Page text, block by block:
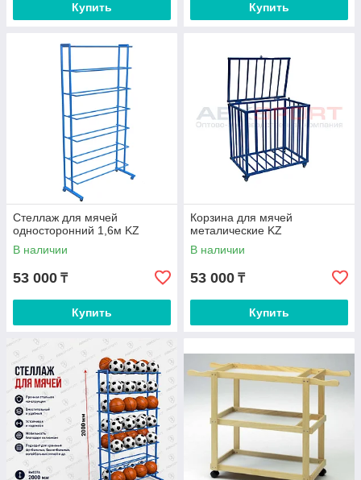
Купить Купить
Стеллаж для мячей
односторонний 1,6м KZ
В наличии
53 000 ₸
Купить
Корзина для мячей
металические KZ
В наличии
53 000 ₸
Купить